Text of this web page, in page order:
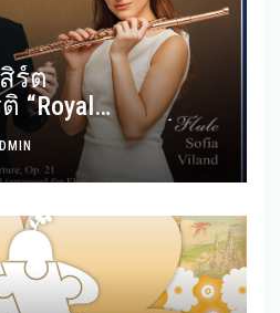
ร์ต
“Royal
รวมบทประพันธ์
และ
31 กรกฎาคมนี้